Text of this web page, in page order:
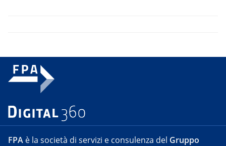
FPA è la società di servizi e consulenza del Gruppo